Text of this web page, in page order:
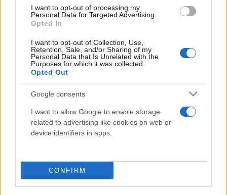
I want to opt-out of processing my
Personal Data for Targeted Advertising.
Opted In
I want to opt-out of Collection, Use,
Retention, Sale, and/or Sharing of my
Personal Data that Is Unrelated with the
Purposes for which it was collected.
Opted Out
Google consents
I want to allow Google to enable storage
related to advertising like cookies on web or
device identifiers in apps.
CONFIRM
Το χρονοδιάγραμμα του Β' εξαμήνου
Στο δεύτερο μισό του έτους, οι πληρωμές θα
Ιούλιος - Οκτώβριος:Προγραμματίζονται